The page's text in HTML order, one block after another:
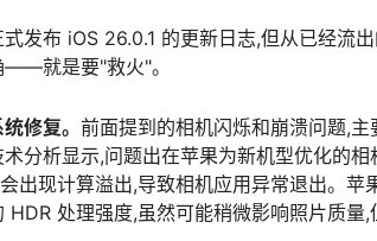
发布 iOS 26.0.1 的更新日志,但从已经流
——就是要"救火"。
修复。 前面提到的相机闪烁和崩溃问题,
分析显示,问题出在苹果为新机型优化的
出现计算溢出,导致相机应用异常退出。
处理强度,虽然可能稍微影响照片质量,